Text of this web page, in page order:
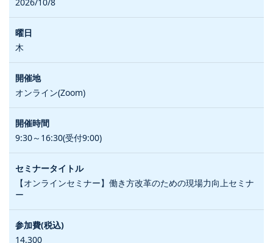
木
オンライン(Zoom)
9:30～16:30(受付9:00)
【オンラインセミナー】働き方改革のための現場力向上セミナ
ー
14,300